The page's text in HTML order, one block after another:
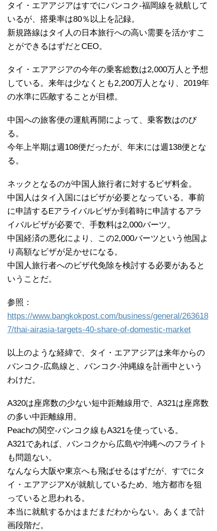
タイ・エアアジアはすでにバンコク-福岡線を就航して
いるが、搭乗率は80％以上を記録。
新規路線はタイ人の日本旅行への高い需要を活かすこ
とができるはずだとCEO。
タイ・エアアジアの今年の乗客総数は2,000万人と予想
している。来年は少なくとも2,200万人となり、2019年
の水準に匹敵することが目標。
中国への旅客便の運航再開によって、乗客数はのび
る。
今年上半期は週108便だったが、年末には週138便とな
る。
ネックとなるのが中国人旅行者に対するビザ料金。
中国人はタイ入国にはビザが必要となっている。事前
に申請するEアライバルビザか到着時に申請するアラ
イバルビザが必要で、手数料は2,000バーツ。
中国経済の悪化により、この2,000バーツという他国よ
り高額なビザが足かせになる。
中国人旅行者へのビザ代免除を検討する必要があると
いうことだ。
参照：
https://www.bangkokpost.com/business/general/263618
7/thai-airasia-targets-40-share-of-domestic-market
以上のような経緯で、タイ・エアアジアは来年からの
バンコク-広島線と、バンコク-沖縄線を計画中という
わけだ。
A320は座席数の少ない短中距離線用で、A321は座席数
の多い中距離線用。
Peachの関空-バンコク線もA321を使っている。
A321であれば、バンコクから広島や沖縄へのフライト
も問題ない。
なんなら大阪や東京へも飛ばせるはずだが、すでにタ
イ・エアアジアXが就航しているため、地方都市を狙
っていると思われる。
本当に就航するかはまだまだわからない。あくまで計
画段階だ。